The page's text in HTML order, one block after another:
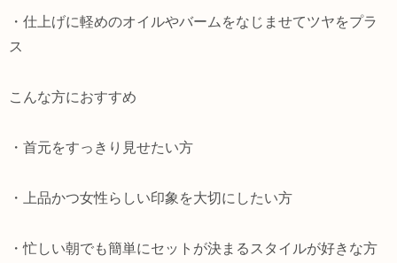
・仕上げに軽めのオイルやバームをなじませてツヤをプラ
ス
こんな方におすすめ
・首元をすっきり見せたい方
・上品かつ女性らしい印象を大切にしたい方
・忙しい朝でも簡単にセットが決まるスタイルが好きな方